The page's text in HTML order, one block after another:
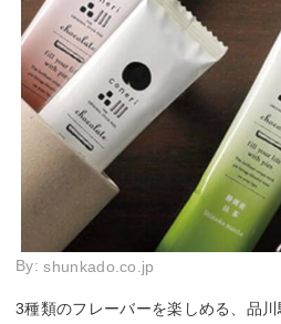
By: shunkado.co.jp
3種類のフレーバーを楽しめる、品